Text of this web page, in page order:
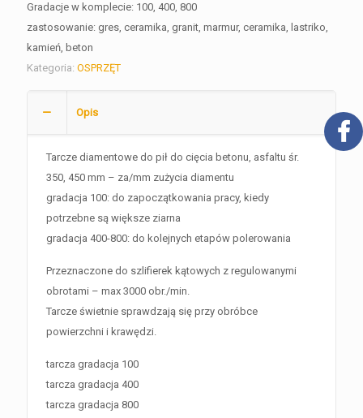
Gradacje w komplecie: 100, 400, 800
zastosowanie: gres, ceramika, granit, marmur, ceramika, lastriko,
kamień, beton
Kategoria: OSPRZĘT
Opis
Tarcze diamentowe do pił do cięcia betonu, asfaltu śr.
350, 450 mm – za/mm zużycia diamentu
gradacja 100: do zapoczątkowania pracy, kiedy
potrzebne są większe ziarna
gradacja 400-800: do kolejnych etapów polerowania
Przeznaczone do szlifierek kątowych z regulowanymi
obrotami – max 3000 obr./min.
Tarcze świetnie sprawdzają się przy obróbce
powierzchni i krawędzi.
tarcza gradacja 100
tarcza gradacja 400
tarcza gradacja 800